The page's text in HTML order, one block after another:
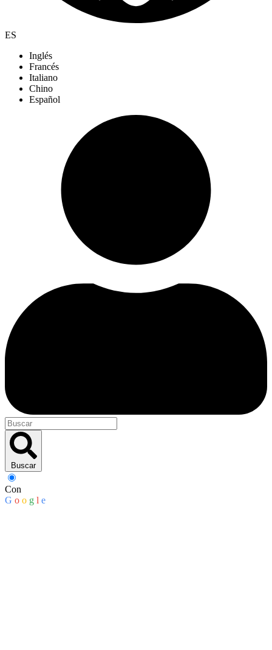
ES
Inglés
Francés
Italiano
Chino
Español
Buscar
Con
G o o g l e